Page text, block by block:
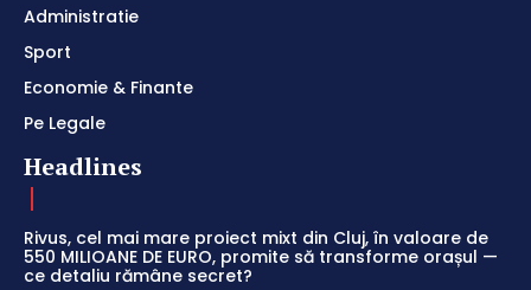
Administratie
Sport
Economie & Finante
Pe Legale
Headlines
Rivus, cel mai mare proiect mixt din Cluj, în valoare de
550 MILIOANE DE EURO, promite să transforme orașul —
ce detaliu rămâne secret?